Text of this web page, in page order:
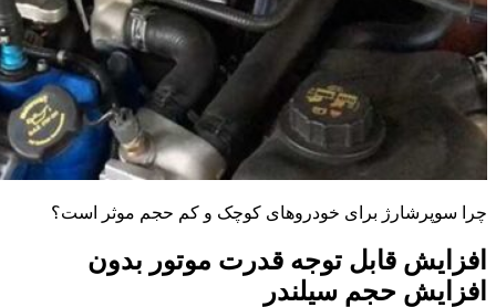
چرا سوپرشارژ برای خودروهای کوچک و کم حجم موثر است؟
افزایش قابل توجه قدرت موتور بدون
افزایش حجم سیلندر